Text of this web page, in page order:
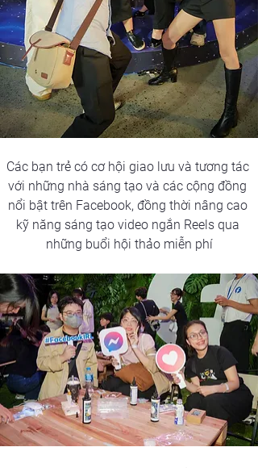
Các bạn trẻ có cơ hội giao lưu và tương tác
với những nhà sáng tạo và các cộng đồng
nổi bật trên Facebook, đồng thời nâng cao
kỹ năng sáng tạo video ngắn Reels qua
những buổi hội thảo miễn phí